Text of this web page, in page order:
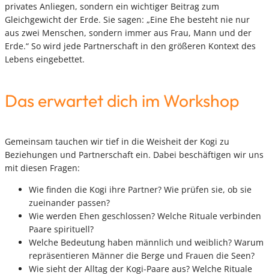
privates Anliegen, sondern ein wichtiger Beitrag zum
Gleichgewicht der Erde. Sie sagen: „Eine Ehe besteht nie nur
aus zwei Menschen, sondern immer aus Frau, Mann und der
Erde.“ So wird jede Partnerschaft in den größeren Kontext des
Lebens eingebettet.
Das erwartet dich im Workshop
Gemeinsam tauchen wir tief in die Weisheit der Kogi zu
Beziehungen und Partnerschaft ein. Dabei beschäftigen wir uns
mit diesen Fragen:
Wie finden die Kogi ihre Partner? Wie prüfen sie, ob sie
zueinander passen?
Wie werden Ehen geschlossen? Welche Rituale verbinden
Paare spirituell?
Welche Bedeutung haben männlich und weiblich? Warum
repräsentieren Männer die Berge und Frauen die Seen?
Wie sieht der Alltag der Kogi-Paare aus? Welche Rituale